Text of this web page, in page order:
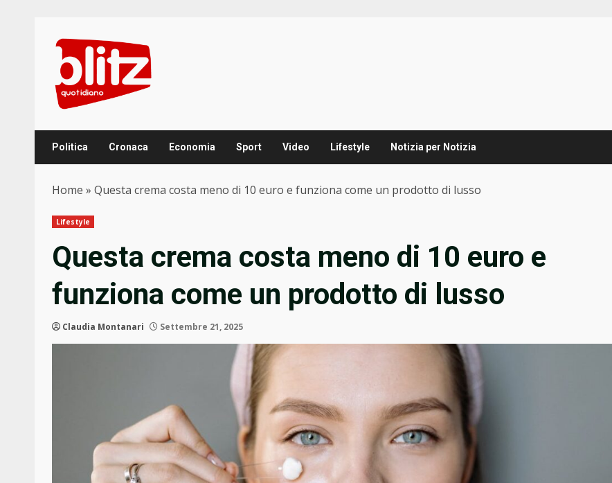
content
Politica Cronaca Economia Sport Video Lifestyle Notizia per Notizia
Home » Questa crema costa meno di 10 euro e funziona come un prodotto di lusso
Lifestyle
Questa crema costa meno di 10 euro e
funziona come un prodotto di lusso
Claudia Montanari Settembre 21, 2025